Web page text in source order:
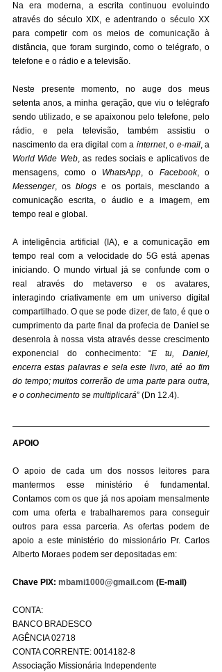
Na era moderna, a escrita continuou evoluindo
através do século XIX, e adentrando o século XX
para competir com os meios de comunicação à
distância, que foram surgindo, como o telégrafo, o
telefone e o rádio e a televisão.
Neste presente momento, no auge dos meus
setenta anos, a minha geração, que viu o telégrafo
sendo utilizado, e se apaixonou pelo telefone, pelo
rádio, e pela televisão, também assistiu o
nascimento da era digital com a internet, o e-mail
World Wide Web, as redes sociais e aplicativos de
mensagens, como o WhatsApp, o Facebook
Messenger, os blogs e os portais, mesclando a
comunicação escrita, o áudio e a imagem, em
tempo real e global.
A inteligência artificial (IA), e a comunicação em
tempo real com a velocidade do 5G está apenas
iniciando. O mundo virtual já se confunde com o
real através do metaverso e os avatares,
interagindo criativamente em um universo digital
compartilhado. O que se pode dizer, de fato, é que o
cumprimento da parte final da profecia de Daniel se
desenrola à nossa vista através desse crescimento
exponencial do conhecimento: “E tu, Daniel,
encerra estas palavras e sela este livro, até ao fim
do tempo; muitos correrão de uma parte para outra,
e o conhecimento se multiplicará” (Dn 12.4).
APOIO
O apoio de cada um dos nossos leitores para
mantermos esse ministério é fundamental.
Contamos com os que já nos apoiam mensalmente
com uma oferta e trabalharemos para conseguir
outros para essa parceria. As ofertas podem de
apoio a este ministério do missionário Pr. Carlos
Alberto Moraes podem ser depositadas em:
Chave PIX: mbami1000@gmail.com (E-mail)
CONTA:
BANCO BRADESCO
AGÊNCIA 02718
CONTA CORRENTE: 0014182-8
Associação Missionária Independente